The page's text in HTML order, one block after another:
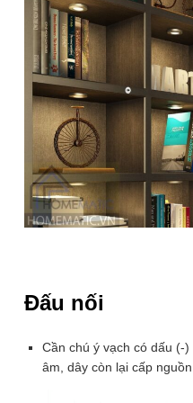
Đấu nối
Cần chú ý vạch có dấu (-
âm, dây còn lại cấp
Với sản phẩmcông tắc
GIỚI THIỆU
Kết nối:
1k sub
27k fan
Zalo Official:
THÔNG TIN HƯỚNG DẪN
HỖ TRỢ KHÁCH HÀNG
Hỗ trợ trực
Giờ hoạt động: 8:30